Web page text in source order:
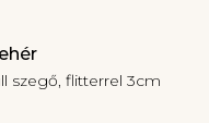
szegő, flitterrel 3cm